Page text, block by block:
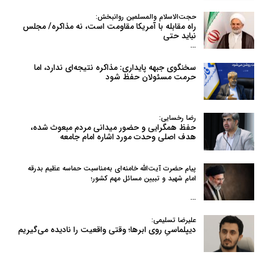
حجت‌الاسلام والمسلمین روانبخش:
راه مقابله با آمریکا مقاومت است، نه مذاکره/ مجلس
نباید حتی
…
سخنگوی جبهه پایداری: مذاکره نتیجه‌ای ندارد، اما
حرمت مسئولان حفظ شود
رضا رخسایی:
حفظ همگرایی و حضور میدانی مردم مبعوث شده،
هدف اصلی وحدت مورد اشاره امام جامعه
پیام حضرت آیت‌الله خامنه‌ای به‌مناسبت حماسه عظیم بدرقه
امام شهید و تبیین مسائل مهم کشور؛
…
علیرضا تسلیمی:
دیپلماسیِ روی ابرها؛ وقتی واقعیت را نادیده می‌گیریم